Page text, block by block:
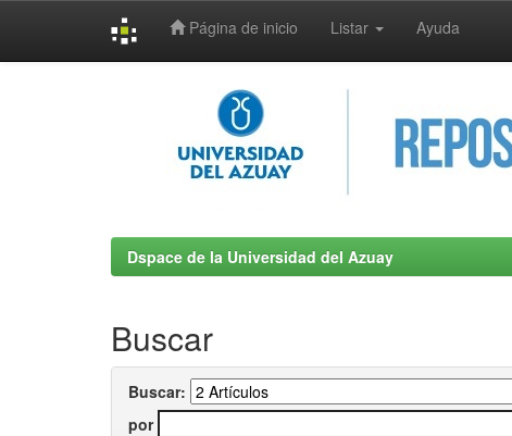
Página de inicio Listar Ayuda
Dspace de la Universidad del Azuay
Buscar
Buscar:
por